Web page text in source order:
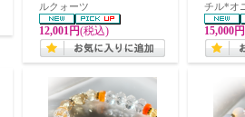
ルクォーツ
12,001円(税込)
チル*オ
15,000円